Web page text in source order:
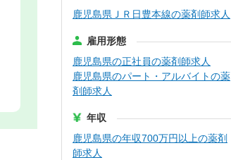
鹿児島県ＪＲ日豊本線の薬剤師求人
雇用形態
鹿児島県の正社員の薬剤師求人
鹿児島県のパート・アルバイトの薬
剤師求人
年収
鹿児島県の年収700万円以上の薬剤
師求人